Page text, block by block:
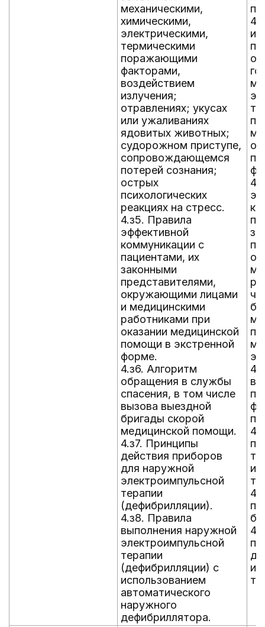
механическими,
химическими,
электрическими,
термическими
поражающими
факторами,
воздействием
излучения;
отравлениях; укусах
или ужаливаниях
ядовитых животных;
судорожном приступе,
сопровождающемся
потерей сознания;
острых
психологических
реакциях на стресс.
4.з5. Правила
эффективной
коммуникации с
пациентами, их
законными
представителями,
окружающими лицами
и медицинскими
работниками при
оказании медицинской
помощи в экстренной
форме.
4.з6. Алгоритм
обращения в службы
спасения, в том числе
вызова выездной
бригады скорой
медицинской помощи.
4.з7. Принципы
действия приборов
для наружной
электроимпульсной
терапии
(дефибрилляции).
4.з8. Правила
выполнения наружной
электроимпульсной
терапии
(дефибрилляции) с
использованием
автоматического
наружного
дефибриллятора.